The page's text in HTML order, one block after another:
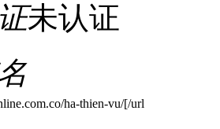
未认证
ha-thien-vu/[/url